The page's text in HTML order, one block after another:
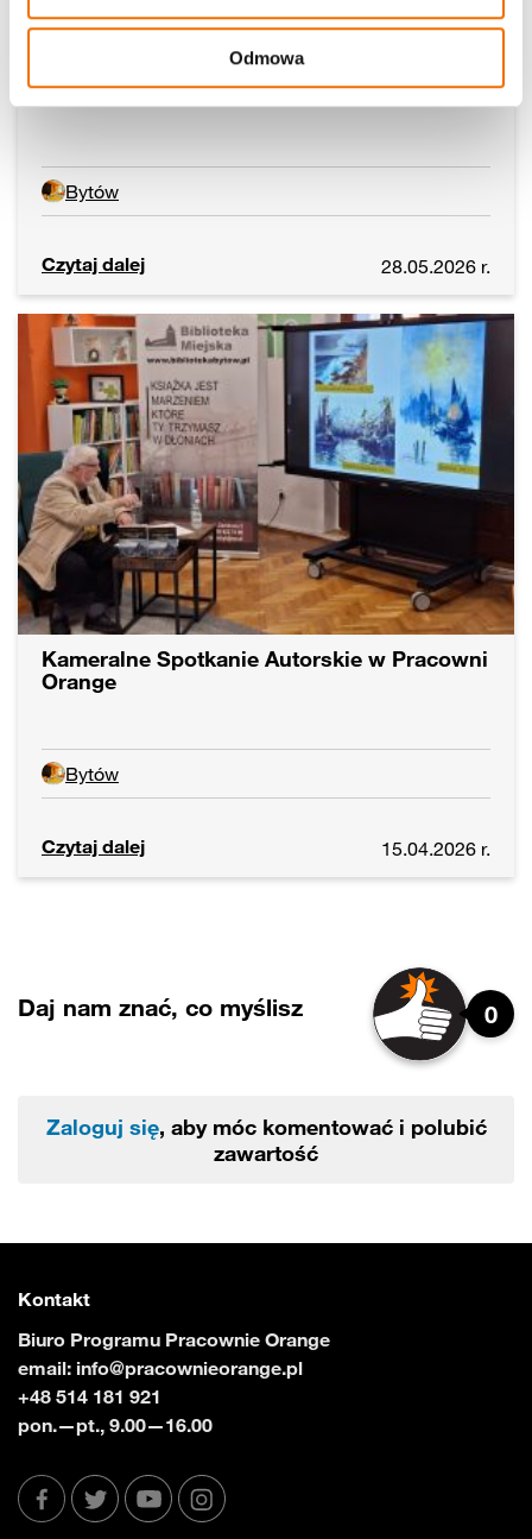
Odmowa
Bytów
Czytaj dalej 28.05.2026 r.
Kameralne Spotkanie Autorskie w Pracowni
Orange
Bytów
Czytaj dalej 15.04.2026 r.
Daj nam znać, co myślisz 0
Zaloguj się, aby móc komentować i polubić
zawartość
Kontakt
Biuro Programu Pracownie Orange
email: info@pracownieorange.pl
+48 514 181 921
pon.—pt., 9.00—16.00